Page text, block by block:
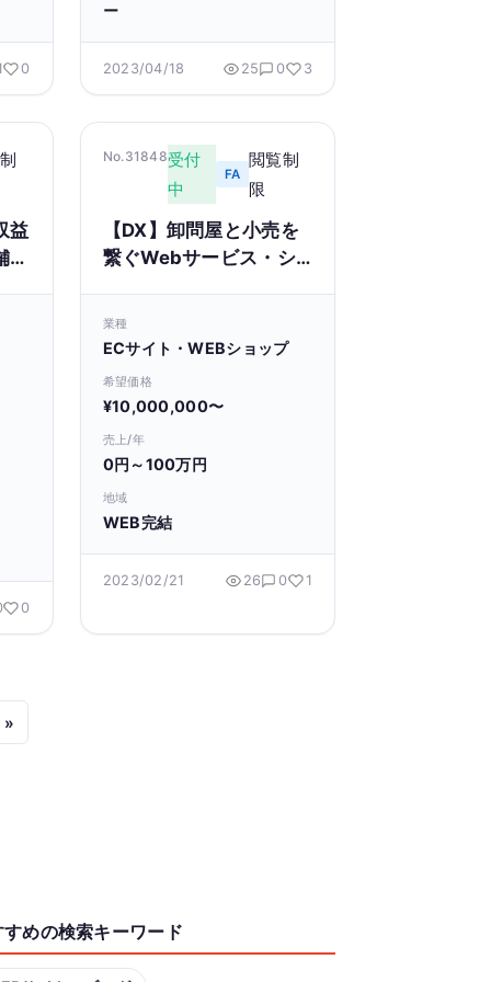
0
ー
2023/04/18 25 0 3
益
譲
0
No.31848受付
中
FA
閲覧制
限
【DX】卸問屋と小売を
繋ぐWebサービス・シ
M&A案件
業種
ECサイト・WEBショップ
希望価格
¥10,000,000〜
売上/年
0円～100万円
地域
WEB完結
2023/02/21 26 0 1
»
めの検索キーワード